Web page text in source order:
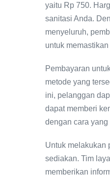
yaitu Rp 750.
sanitasi Anda.
menyeluruh,
untuk
Pembayaran
metode yang
ini, pelanggan
dapat memberi
dengan cara yang
Untuk melakukan
sediakan. Tim
memberikan